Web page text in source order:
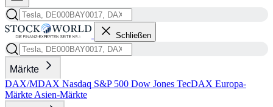
Schließen
Märkte
DAX/MDAX Nasdaq S&P 500 Dow Jones TecDAX Europa-
Märkte Asien-Märkte